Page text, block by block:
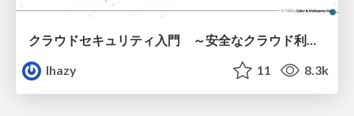
lhazy
11 8.3k